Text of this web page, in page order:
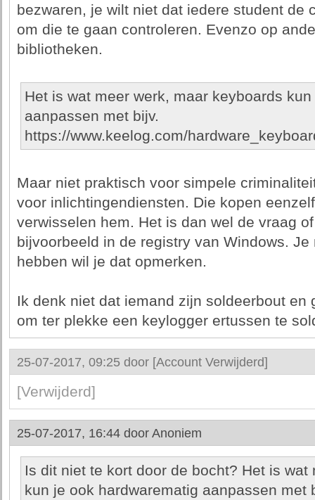
bezwaren, je wilt niet dat iedere student de
om die te gaan controleren. Evenzo op
bibliotheken.
Het is wat meer werk, maar keyboards
aanpassen met bijv.
https://www.keelog.com/
Maar niet praktisch voor simpele
voor inlichtingendiensten. Die kopen
verwisselen hem. Het is dan wel de vraag
bijvoorbeeld in de registry van Windows.
hebben wil je dat opmerken.
Ik denk niet dat iemand zijn soldeerbout en
om ter plekke een keylogger ertussen te
25-07-2017, 09:25 door [Account Verwijderd]
[Verwijderd]
25-07-2017, 16:44 door Anoniem
Is dit niet te kort door de bocht? Het is
kun je ook hardwarematig aanpassen met